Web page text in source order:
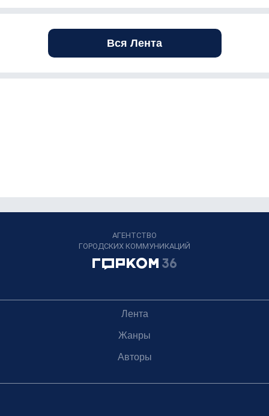
Вся Лента
АГЕНТСТВО
ГОРОДСКИХ КОММУНИКАЦИЙ
Лента
Жанры
Авторы